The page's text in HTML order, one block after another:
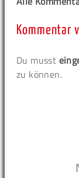
Kommentar
Du musst
zu können.